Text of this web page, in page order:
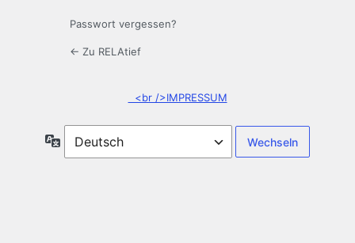
Passwort vergessen?
← Zu RELAtief
<br />IMPRESSUM
Sprache